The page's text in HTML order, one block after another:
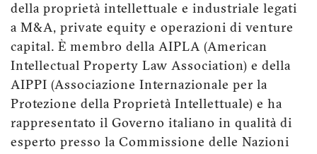
della proprietà intellettuale e industriale legati
a M&A, private equity e operazioni di venture
capital. È membro della AIPLA (American
Intellectual Property Law Association) e della
AIPPI (Associazione Internazionale per la
Protezione della Proprietà Intellettuale) e ha
rappresentato il Governo italiano in qualità di
esperto presso la Commissione delle Nazioni